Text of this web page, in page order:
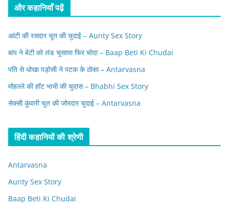
और कहानियाँ पढ़ें
आंटी की रसदार चूत की चुदाई – Aunty Sex Story
बाप ने बेटी को लंड चुसाया फिर चोदा – Baap Beti Ki Chudai
पति से धोखा पड़ोसी ने पटक के ठोका – Antarvasna
मोहल्ले की हॉट भाभी की चुदास – Bhabhi Sex Story
सेक्सी कुंवारी चूत की जोरदार चुदाई – Antarvasna
हिंदी कहानियों की श्रेणी
Antarvasna
Aunty Sex Story
Baap Beti Ki Chudai